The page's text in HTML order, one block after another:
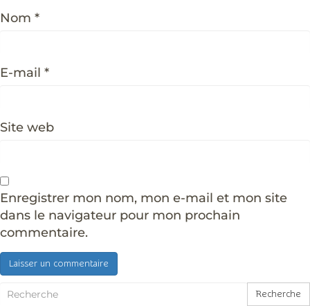
Nom *
E-mail *
Site web
Enregistrer mon nom, mon e-mail et mon site
dans le navigateur pour mon prochain
commentaire.
Recherche